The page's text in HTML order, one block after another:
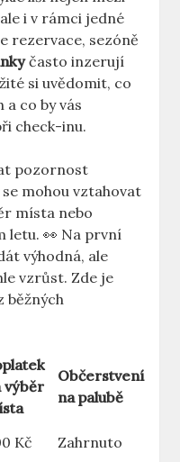
i v rámci jedné
rezervace, sezóně
často inzerují
si uvědomit, co
co by vás
check-inu.
pozornost
se mohou vztahovat
místa nebo
letu. 👀 Na první
výhodná, ale
vzrůst. Zde je
běžných
výběr
Občerstvení
na palubě
Kč
Zahrnuto